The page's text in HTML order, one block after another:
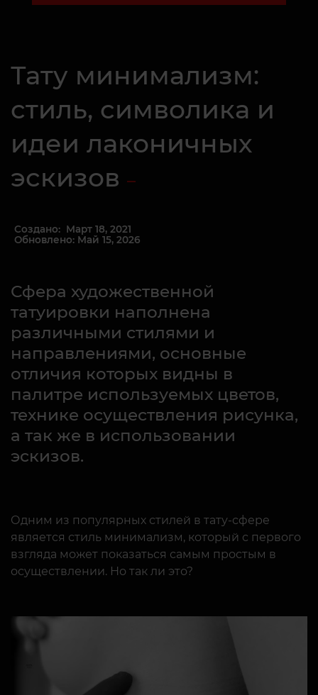
Тату минимализм:
стиль, символика и
идеи лаконичных
эскизов
Создано: Март 18, 2021
Обновлено: Май 15, 2026
Сфера художественной
татуировки наполнена
различными стилями и
направлениями, основные
отличия которых видны в
палитре используемых цветов,
технике осуществления рисунка,
а так же в использовании
эскизов.
Одним из популярных стилей в тату-сфере
является стиль минимализм, который с первого
взгляда может показаться самым простым в
осуществлении. Но так ли это?